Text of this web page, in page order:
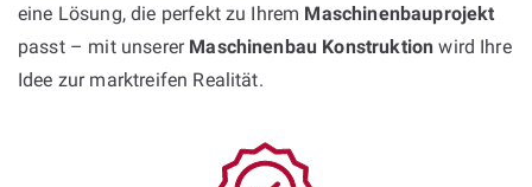
eine Lösung, die perfekt zu Ihrem Maschinenbauprojekt
passt – mit unserer Maschinenbau Konstruktion wird Ihre
Idee zur marktreifen Realität.